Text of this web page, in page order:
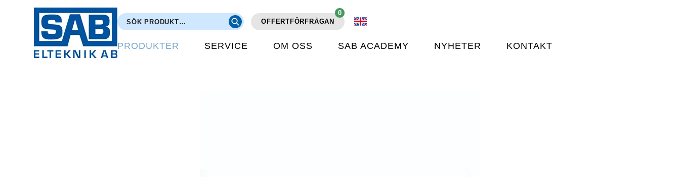
OFFERTFÖRFRÅGAN
0
PRODUKTER SERVICE OM OSS SAB ACADEMY NYHETER KONTAKT